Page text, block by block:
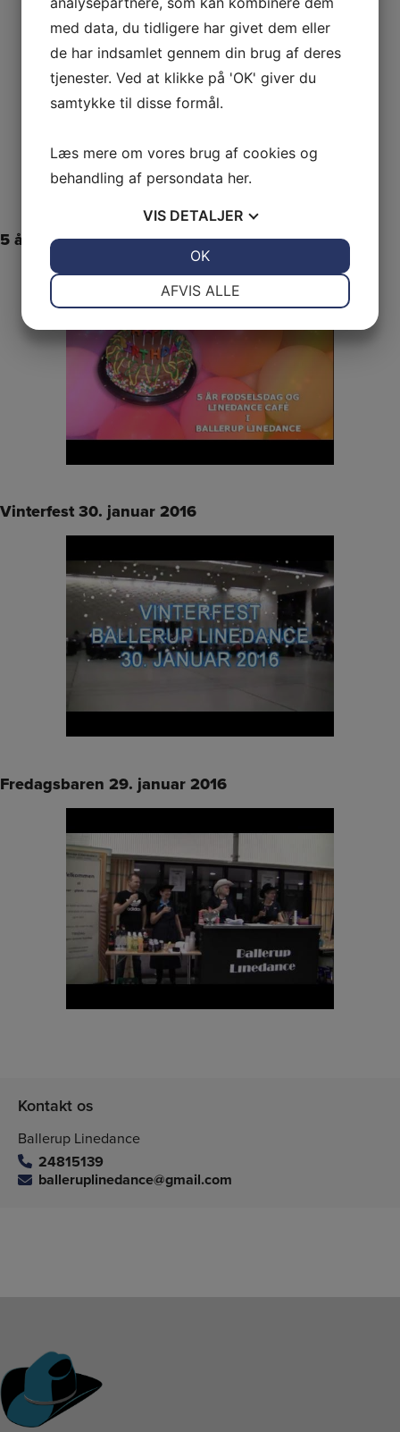
5 års fødselsdag og Linedance Café 10. april 2016
Vinterfest 30. januar 2016
Fredagsbaren 29. januar 2016
Kontakt os
Ballerup Linedance
24815139
balleruplinedance@gmail.com
med data, du tidligere har givet dem eller
de har indsamlet gennem din brug af deres
tjenester. Ved at klikke på 'OK' giver du
samtykke til disse formål.
Læs mere om vores brug af cookies og
behandling af persondata her.
VIS DETALJER
MARKETING STATISTIK
AFVIS ALLE
OK